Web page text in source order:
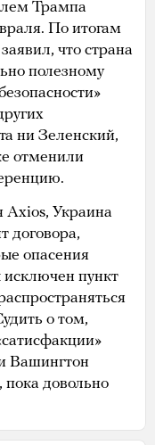
Трампа
По итогам
что страна
полезному
ни Зеленский,
отменили
Axios, Украина
договора,
опасения
исключен пункт
о том,
Вашингтон
довольно